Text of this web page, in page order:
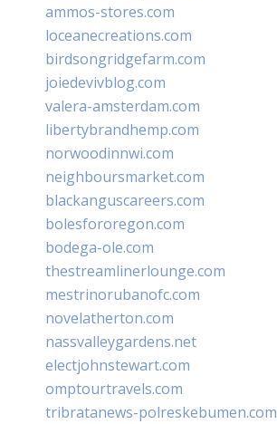
ammos-stores.com
loceanecreations.com
birdsongridgefarm.com
joiedevivblog.com
valera-amsterdam.com
libertybrandhemp.com
norwoodinnwi.com
neighboursmarket.com
blackanguscareers.com
bolesfororegon.com
bodega-ole.com
thestreamlinerlounge.com
mestrinorubanofc.com
novelatherton.com
nassvalleygardens.net
electjohnstewart.com
omptourtravels.com
tribratanews-polreskebumen.com